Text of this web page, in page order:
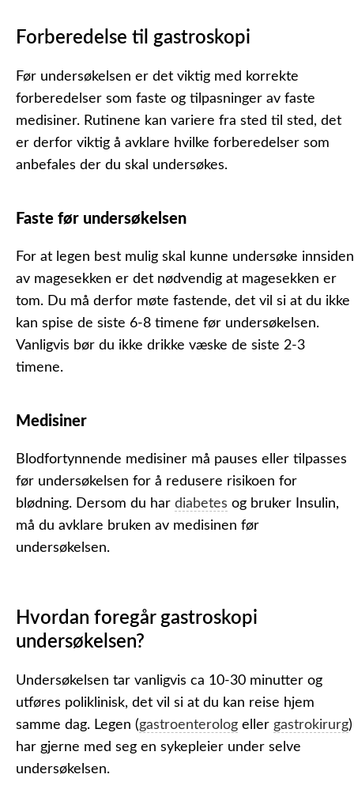
Forberedelse til gastroskopi
Før undersøkelsen er det viktig med korrekte
forberedelser som faste og tilpasninger av faste
medisiner. Rutinene kan variere fra sted til sted, det
er derfor viktig å avklare hvilke forberedelser som
anbefales der du skal undersøkes.
Faste før undersøkelsen
For at legen best mulig skal kunne undersøke innsiden
av magesekken er det nødvendig at magesekken er
tom. Du må derfor møte fastende, det vil si at du ikke
kan spise de siste 6-8 timene før undersøkelsen.
Vanligvis bør du ikke drikke væske de siste 2-3
timene.
Medisiner
Blodfortynnende medisiner må pauses eller tilpasses
før undersøkelsen for å redusere risikoen for
blødning. Dersom du har diabetes og bruker Insulin,
må du avklare bruken av medisinen før
undersøkelsen.
Hvordan foregår gastroskopi
undersøkelsen?
Undersøkelsen tar vanligvis ca 10-30 minutter og
utføres poliklinisk, det vil si at du kan reise hjem
samme dag. Legen (gastroenterolog eller gastrokirurg)
har gjerne med seg en sykepleier under selve
undersøkelsen.